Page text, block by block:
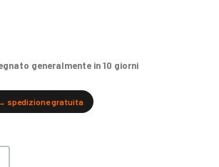
generalmente in 10 giorni
spedizione gratuita